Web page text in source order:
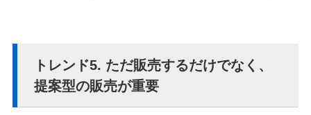
トレンド5. ただ販売するだけでなく、
提案型の販売が重要